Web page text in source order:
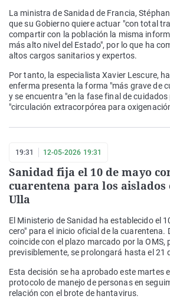
La ministra de Sanidad de Francia,
que su Gobierno quiere actuar "con total
compartir con la población la misma
más alto nivel del Estado", por lo que ha
altos cargos sanitarios y expertos.
Por tanto, la especialista Xavier Lescure,
enferma presenta la forma "más grave de
y se encuentra "en la fase final de
"circulación extracorpórea para
19:31 12-05-2026 19:31
Sanidad fija el 10 de mayo
cuarentena para los aislados
Ulla
El Ministerio de Sanidad ha establecido el
cero" para el inicio oficial de la cuarentena.
coincide con el plazo marcado por la OMS,
previsiblemente, se prolongará hasta el 21
Esta decisión se ha aprobado este martes
protocolo de manejo de personas en
relación con el brote de hantavirus.